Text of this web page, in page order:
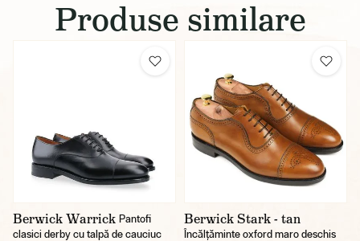
Produse similare
Berwick Warrick Pantofi
clasici derby cu talpă de cauciuc
Berwick Stark - tan
Încălțăminte oxford maro deschis